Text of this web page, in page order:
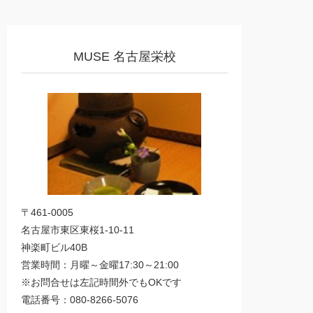
MUSE 名古屋栄校
〒461-0005
名古屋市東区東桜1-10-11
神楽町ビル40B
営業時間：月曜～金曜17:30～21:00
※お問合せは左記時間外でもOKです
電話番号：080-8266-5076